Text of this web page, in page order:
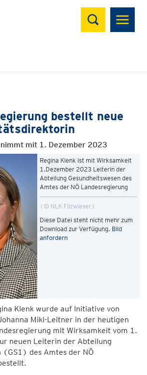
Suchen
bestellt neue
mit 1. Dezember 2023
Regina Klenk ist mit Wirksamkeit
1.Dezember 2023 Leiterin der
Abteilung Gesundheitswesen des
Amtes der NÖ Landesregierung
© NLK Filzwieser
Diese Datei steht nicht mehr zum
Download zur Verfügung. Bild
anfordern
Klenk wurde auf Initiative von
Mikl-Leitner in der heutigen
mit Wirksamkeit vom 1.
neuen Leiterin der Abteilung
(GS1) des Amtes der NÖ